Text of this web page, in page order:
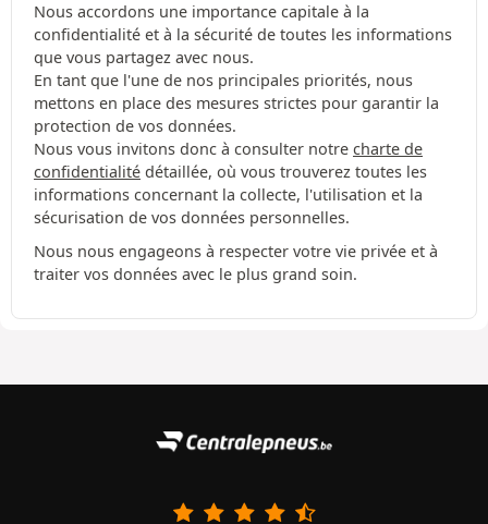
Nous accordons une importance capitale à la
confidentialité et à la sécurité de toutes les informations
que vous partagez avec nous.
En tant que l'une de nos principales priorités, nous
mettons en place des mesures strictes pour garantir la
protection de vos données.
Nous vous invitons donc à consulter notre charte de
confidentialité détaillée, où vous trouverez toutes les
informations concernant la collecte, l'utilisation et la
sécurisation de vos données personnelles.
Nous nous engageons à respecter votre vie privée et à
traiter vos données avec le plus grand soin.